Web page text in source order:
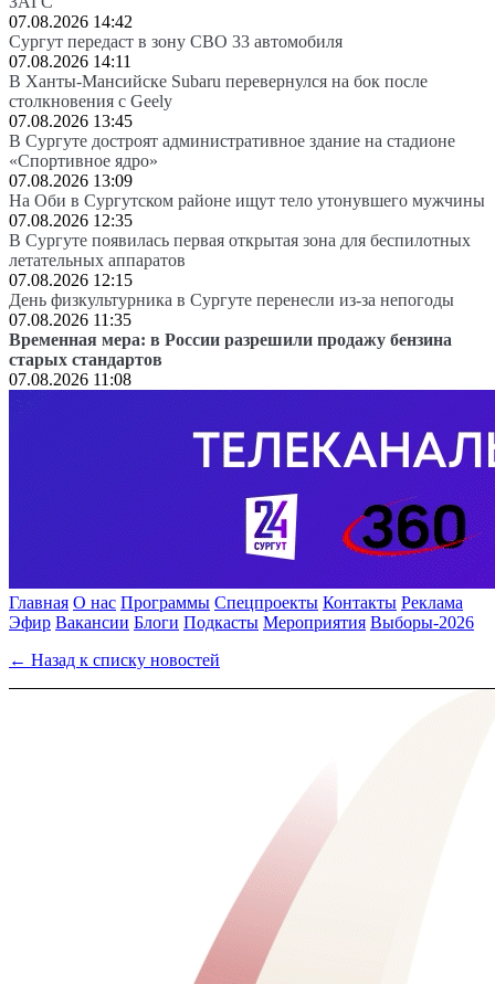
07.08.2026 14:42
Сургут передаст в зону СВО 33 автомобиля
07.08.2026 14:11
В Ханты-Мансийске Subaru перевернулся на бок после
столкновения с Geely
07.08.2026 13:45
В Сургуте достроят административное здание на стадионе
«Спортивное ядро»
07.08.2026 13:09
На Оби в Сургутском районе ищут тело утонувшего мужчины
07.08.2026 12:35
В Сургуте появилась первая открытая зона для беспилотных
летательных аппаратов
07.08.2026 12:15
День физкультурника в Сургуте перенесли из-за непогоды
07.08.2026 11:35
Временная мера: в России разрешили продажу бензина
старых стандартов
07.08.2026 11:08
Главная О нас Программы Спецпроекты Контакты Реклама
Эфир Вакансии Блоги Подкасты Мероприятия Выборы-2026
← Назад к списку новостей